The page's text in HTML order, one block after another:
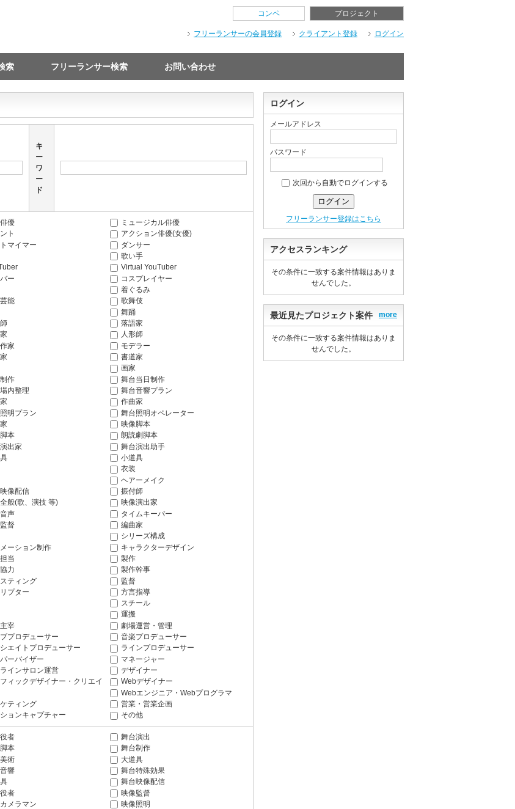
コンペ プロジェクト
フリーランサーの会員登録 クライアント登録 ログイン
索 フリーランサー検索 お問い合わせ
キ
ー
ワ
ー
ド
優
ミュージカル俳優
ト
アクション俳優(女優)
マイマー
ダンサー
歌い手
Virtual YouTuber
ー
コスプレイヤー
着ぐるみ
能
歌舞伎
舞踊
落語家
人形師
家
モデラー
書道家
画家
作
舞台当日制作
内整理
舞台音響プラン
作曲家
明プラン
舞台照明オペレーター
映像脚本
本
朗読劇脚本
出家
舞台演出助手
小道具
衣装
ヘアーメイク
像配信
振付師
般(歌、演技 等)
映像演出家
声
タイムキーパー
督
編曲家
シリーズ構成
ーション制作
キャラクターデザイン
当
製作
力
製作幹事
ティング
監督
プター
方言指導
スチール
運搬
宰
劇場運営・管理
プロデューサー
音楽プロデューサー
エイトプロデューサー
ラインプロデューサー
ーバイザー
マネージャー
インサロン運営
デザイナー
ィックデザイナー・クリエイ
Webデザイナー
Webエンジニア・Webプログラマ
ティング
営業・営業企画
ョンキャプチャー その他
者
舞台演出
本
舞台制作
術
大道具
響
舞台特殊効果
舞台映像配信
者
映像監督
メラマン
映像照明
ログイン
メールアドレス
パスワード
次回から自動でログインする
フリーランサー登録はこちら
アクセスランキング
その条件に一致する案件情報はありま
せんでした。
最近見たプロジェクト案件 more
その条件に一致する案件情報はありま
せんでした。